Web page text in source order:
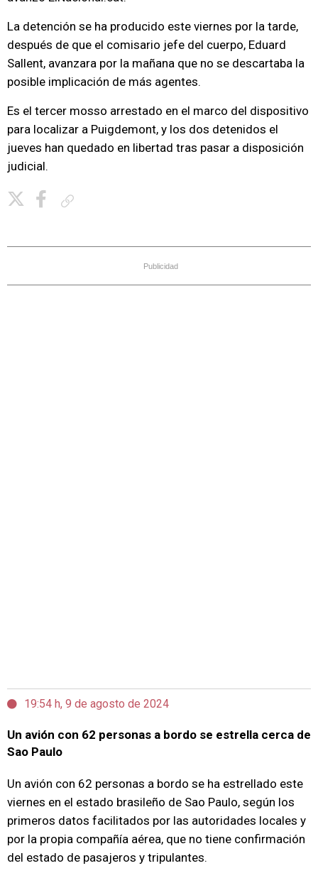
La detención se ha producido este viernes por la tarde,
después de que el comisario jefe del cuerpo, Eduard
Sallent, avanzara por la mañana que no se descartaba la
posible implicación de más agentes.
Es el tercer mosso arrestado en el marco del dispositivo
para localizar a Puigdemont, y los dos detenidos el
jueves han quedado en libertad tras pasar a disposición
judicial.
Publicidad
19:54 h, 9 de agosto de 2024
Un avión con 62 personas a bordo se estrella cerca de
Sao Paulo
Un avión con 62 personas a bordo se ha estrellado este
viernes en el estado brasileño de Sao Paulo, según los
primeros datos facilitados por las autoridades locales y
por la propia compañía aérea, que no tiene confirmación
del estado de pasajeros y tripulantes.